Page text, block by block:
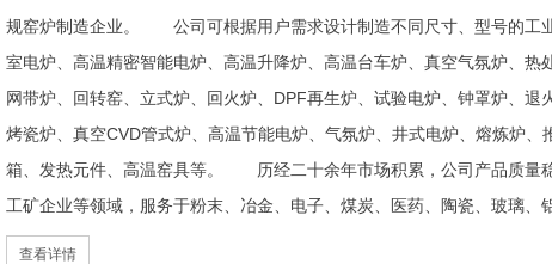
规窑炉制造企业。 公司可根据用户需求设计制造不同尺寸、型号的工
室电炉、高温精密智能电炉、高温升降炉、高温台车炉、真空气氛炉、热
网带炉、回转窑、立式炉、回火炉、DPF再生炉、试验电炉、钟罩炉、
烤瓷炉、真空CVD管式炉、高温节能电炉、气氛炉、井式电炉、熔炼炉
箱、发热元件、高温窑具等。 历经二十余年市场积累，公司产品质量
工矿企业等领域，服务于粉末、冶金、电子、煤炭、医药、陶瓷、玻璃、
天航空、化工、金属烧结及金属热处理等行业，产品覆盖国内多省市，
查看详情